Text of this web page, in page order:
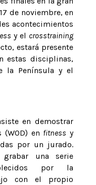
de noviembre, en
acontecimientos
y el crosstraining
estará presente
estas disciplinas,
la Península y el
en demostrar
en fitness y
por un jurado.
grabar una serie
por la
con el propio